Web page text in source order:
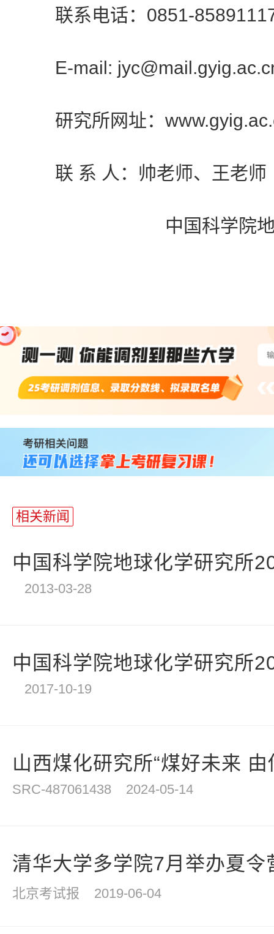
联系电话：0851-
E-mail:
研究所网址：
联 系 人：帅老师、王老师
中国科学院地
相关新闻
中国科学院地球化学研究所
2013-03-28
中国科学院地球化学研究所
2017-10-19
山西煤化研究所“煤好未来
SRC-487061438 2024-05-14
清华大学多学院7月举办夏令
北京考试报 2019-06-04